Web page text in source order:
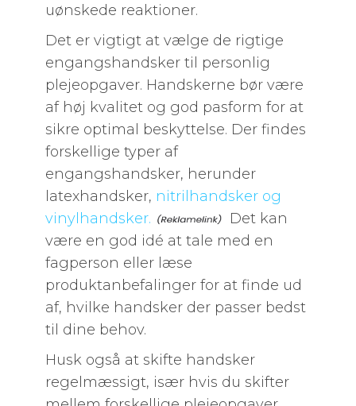
uønskede reaktioner.
Det er vigtigt at vælge de rigtige
engangshandsker til personlig
plejeopgaver. Handskerne bør være
af høj kvalitet og god pasform for at
sikre optimal beskyttelse. Der findes
forskellige typer af
engangshandsker, herunder
latexhandsker, nitrilhandsker og
vinylhandsker.
Det kan
være en god idé at tale med en
fagperson eller læse
produktanbefalinger for at finde ud
af, hvilke handsker der passer bedst
til dine behov.
Husk også at skifte handsker
regelmæssigt, især hvis du skifter